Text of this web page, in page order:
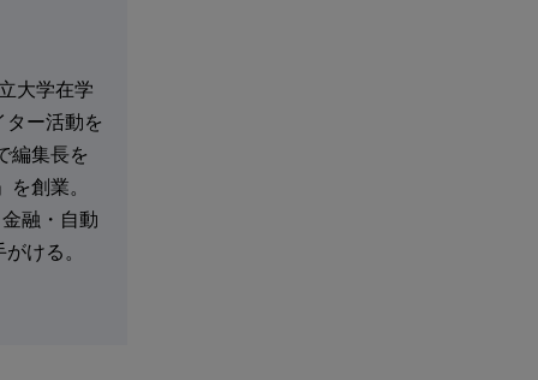
大学在学
ター活動を
編集長を
創業。
融・自動
ける。